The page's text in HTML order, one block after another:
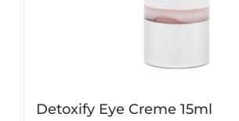
Detoxify Eye Creme 15ml